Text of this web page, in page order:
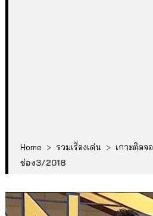
Home > รวมเรื่องเด่น > เกาะติดจอ
ช่อง3/2018